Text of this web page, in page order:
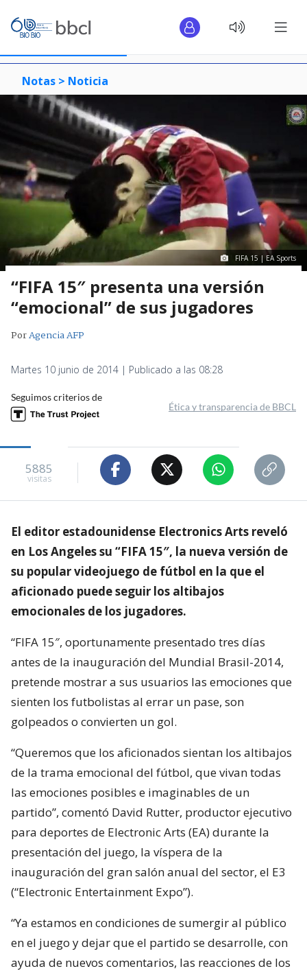
Notas > Noticia
FIFA 15 | EA Sports
“FIFA 15″ presenta una versión
“emocional” de sus jugadores
PorAgencia AFP
Martes 10 junio de 2014 | Publicado a las 08:28
Seguimos criterios de
Ética y transparencia de BBCL
5885
visitas
El editor estadounidense Electronics Arts reveló
en Los Angeles su “FIFA 15″, la nueva versión de
su popular videojuego de fútbol en la que el
aficionado puede seguir los altibajos
emocionales de los jugadores.
“FIFA 15″, oportunamente presentado tres días
antes de la inauguración del Mundial Brasil-2014,
pretende mostrar a sus usuarios las emociones que
sienten los futbolistas al errar un pase, son
golpeados o convierten un gol.
“Queremos que los aficionados sientan los altibajos
de la trama emocional del fútbol, que vivan todas
las emociones posibles e imaginables de un
partido”, comentó David Rutter, productor ejecutivo
para deportes de Electronic Arts (EA) durante la
presentación del juego, la víspera de la
inauguración del gran salón anual del sector, el E3
(“Electronic Entertainment Expo”).
“Ya estamos en condiciones de sumergir al público
en el juego y dejar que el partido se desarrolle, con
ayuda de nuevos comentarios, las reacciones de los